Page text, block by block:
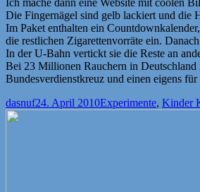
Die Fingernägel sind gelb lackiert und die
Im Paket enthalten ein
die restlichen Zigarettenvorräte ein.
In der U-Bahn vertickt sie die Reste an
Bei 23 Millionen Rauchern in Deutschland
Bundesverdienstkreuz und einen eigens
Autor
dasnufVeröffentlicht
24. April 2010Kategorien
Experimente, Kinder